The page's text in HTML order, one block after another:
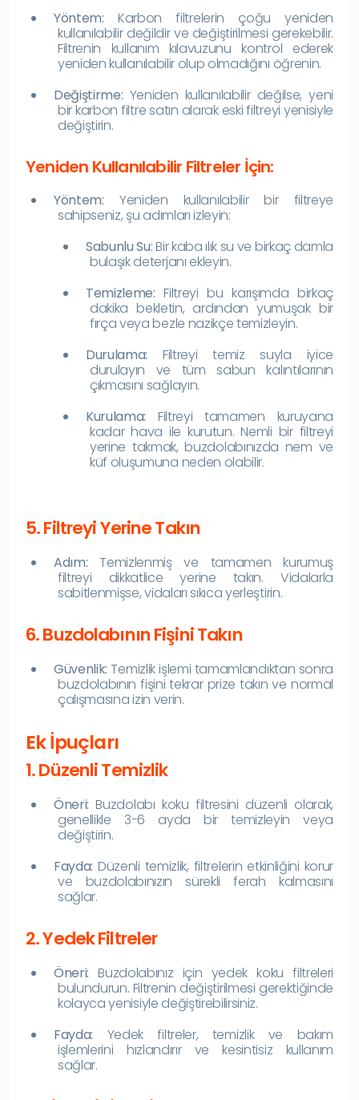
Yöntem: Karbon filtrelerin çoğu yeniden
kullanılabilir değildir ve değiştirilmesi gerekebilir.
Filtrenin kullanım kılavuzunu kontrol ederek
yeniden kullanılabilir olup olmadığını öğrenin.
Değiştirme: Yeniden kullanılabilir değilse, yeni
bir karbon filtre satın alarak eski filtreyi yenisiyle
değiştirin.
Yeniden Kullanılabilir Filtreler İçin:
Yöntem: Yeniden kullanılabilir bir filtreye
sahipseniz, şu adımları izleyin:
Sabunlu Su:Bir kaba ılık su ve birkaç damla
bulaşık deterjanı ekleyin.
Temizleme: Filtreyi bu karışımda birkaç
dakika bekletin, ardından yumuşak bir
fırça veya bezle nazikçe temizleyin.
Durulama: Filtreyi temiz suyla iyice
durulayın ve tüm sabun kalıntılarının
çıkmasını sağlayın.
Kurulama: Filtreyi tamamen kuruyana
kadar hava ile kurutun. Nemli bir filtreyi
yerine takmak, buzdolabınızda nem ve
küf oluşumuna neden olabilir.
5. Filtreyi Yerine Takın
Adım: Temizlenmiş ve tamamen kurumuş
filtreyi dikkatlice yerine takın. Vidalarla
sabitlenmişse, vidaları sıkıca yerleştirin.
6. Buzdolabının Fişini Takın
Güvenlik: Temizlik işlemi tamamlandıktan sonra
buzdolabının fişini tekrar prize takın ve normal
çalışmasına izin verin.
Ek İpuçları
1. Düzenli Temizlik
Öneri: Buzdolabı koku filtresini düzenli olarak,
genellikle 3-6 ayda bir temizleyin veya
değiştirin.
Fayda: Düzenli temizlik, filtrelerin etkinliğini korur
ve buzdolabınızın sürekli ferah kalmasını
sağlar.
2. Yedek Filtreler
Öneri: Buzdolabınız için yedek koku filtreleri
bulundurun. Filtrenin değiştirilmesi gerektiğinde
kolayca yenisiyle değiştirebilirsiniz.
Fayda: Yedek filtreler, temizlik ve bakım
işlemlerini hızlandırır ve kesintisiz kullanım
sağlar.